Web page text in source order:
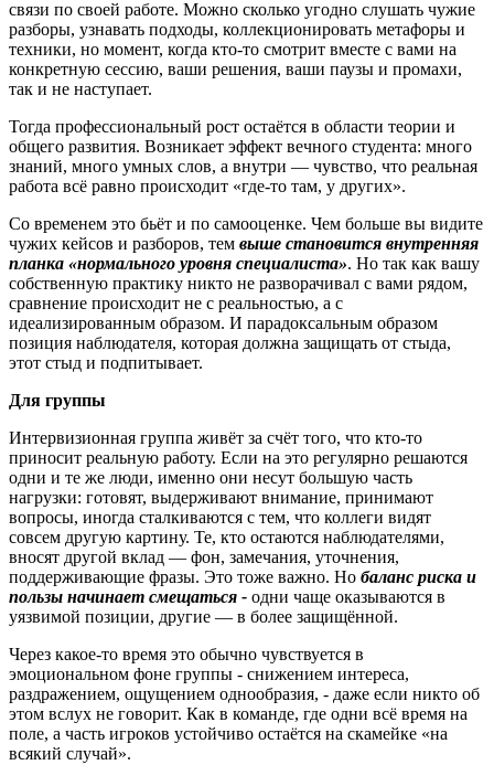
связи по своей работе. Можно сколько угодно слушать чужие
разборы, узнавать подходы, коллекционировать метафоры и
техники, но момент, когда кто-то смотрит вместе с вами на
конкретную сессию, ваши решения, ваши паузы и промахи,
так и не наступает.
Тогда профессиональный рост остаётся в области теории и
общего развития. Возникает эффект вечного студента: много
знаний, много умных слов, а внутри — чувство, что реальная
работа всё равно происходит «где-то там, у других».
Со временем это бьёт и по самооценке. Чем больше вы видите
чужих кейсов и разборов, тем выше становится внутренняя
планка «нормального уровня специалиста». Но так как вашу
собственную практику никто не разворачивал с вами рядом,
сравнение происходит не с реальностью, а с
идеализированным образом. И парадоксальным образом
позиция наблюдателя, которая должна защищать от стыда,
этот стыд и подпитывает.
Для группы
Интервизионная группа живёт за счёт того, что кто-то
приносит реальную работу. Если на это регулярно решаются
одни и те же люди, именно они несут большую часть
нагрузки: готовят, выдерживают внимание, принимают
вопросы, иногда сталкиваются с тем, что коллеги видят
совсем другую картину. Те, кто остаются наблюдателями,
вносят другой вклад — фон, замечания, уточнения,
поддерживающие фразы. Это тоже важно. Но баланс риска и
пользы начинает смещаться - одни чаще оказываются в
уязвимой позиции, другие — в более защищённой.
Через какое-то время это обычно чувствуется в
эмоциональном фоне группы - снижением интереса,
раздражением, ощущением однообразия, - даже если никто об
этом вслух не говорит. Как в команде, где одни всё время на
поле, а часть игроков устойчиво остаётся на скамейке «на
всякий случай».